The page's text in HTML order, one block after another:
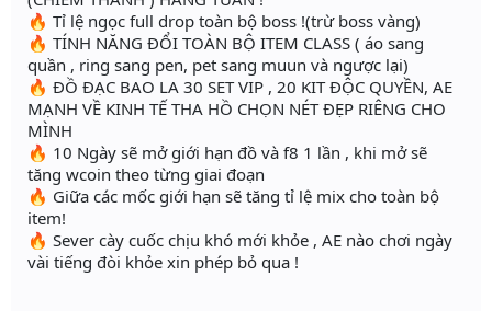
🔥 Tỉ lệ ngọc full drop toàn bộ boss !(trừ boss vàng)
🔥 TÍNH NĂNG ĐỔI TOÀN BỘ ITEM CLASS ( áo sang
quần , ring sang pen, pet sang muun và ngược lại)
🔥 ĐỒ ĐẠC BAO LA 30 SET VIP , 20 KIT ĐỘC QUYỀN, AE
MẠNH VỀ KINH TẾ THA HỒ CHỌN NÉT ĐẸP RIÊNG CHO
MÌNH
🔥 10 Ngày sẽ mở giới hạn đồ và f8 1 lần , khi mở sẽ
tăng wcoin theo từng giai đoạn
🔥 Giữa các mốc giới hạn sẽ tăng tỉ lệ mix cho toàn bộ
item!
🔥 Sever cày cuốc chịu khó mới khỏe , AE nào chơi ngày
vài tiếng đòi khỏe xin phép bỏ qua !